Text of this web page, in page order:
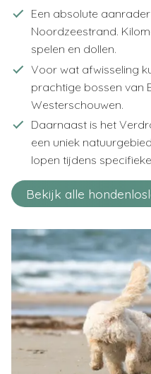
Een absolute
Noordzeestrand.
spelen en dollen.
Voor wat afwisseling
prachtige bossen van
Westerschouwen.
Daarnaast is het
een uniek
lopen tijdens
Bekijk alle